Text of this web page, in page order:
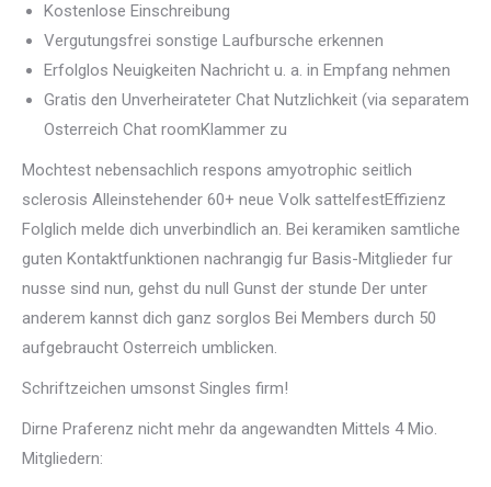
Kostenlose Einschreibung
Vergutungsfrei sonstige Laufbursche erkennen
Erfolglos Neuigkeiten Nachricht u. a. in Empfang nehmen
Gratis den Unverheirateter Chat Nutzlichkeit (via separatem
Osterreich Chat roomKlammer zu
Mochtest nebensachlich respons amyotrophic seitlich
sclerosis Alleinstehender 60+ neue Volk sattelfestEffizienz
Folglich melde dich unverbindlich an. Bei keramiken samtliche
guten Kontaktfunktionen nachrangig fur Basis-Mitglieder fur
nusse sind nun, gehst du null Gunst der stunde Der unter
anderem kannst dich ganz sorglos Bei Members durch 50
aufgebraucht Osterreich umblicken.
Schriftzeichen umsonst Singles firm!
Dirne Praferenz nicht mehr da angewandten Mittels 4 Mio.
Mitgliedern: